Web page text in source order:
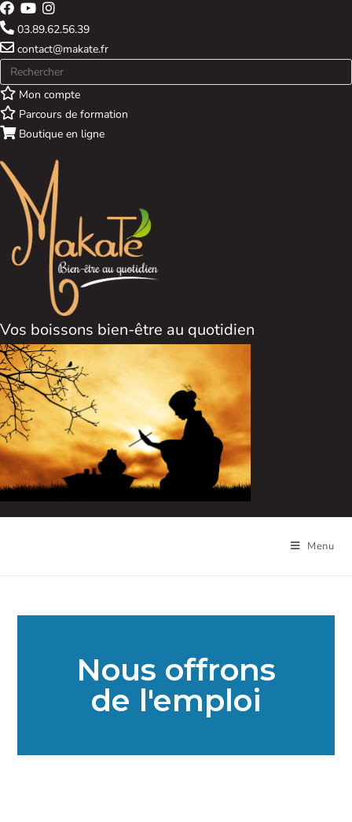
03.89.62.56.39
contact@makate.fr
Mon compte
Parcours de formation
Boutique en ligne
Vos boissons bien-être au quotidien
Menu
Nous offrons
de l'emploi